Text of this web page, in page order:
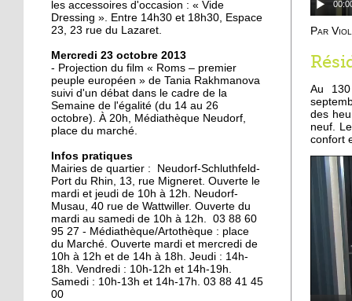
11 octobre 2013
500 roses offertes aux
Neudorfois
11 octobre 2013
Les cycles éphémères
d'un brasseur
authentique
11 octobre 2013
S'éclairer pour l'hiver à
Vélostation
10 octobre 2013
Les étudiants en
les accessoires d'occasion : « Vide
Dressing ». Entre 14h30 et 18h30, Espace
23, 23 rue du Lazaret.
Mercredi 23 octobre 2013
- Projection du film « Roms – premier
peuple européen » de Tania Rakhmanova
suivi d'un débat dans le cadre de la
Semaine de l'égalité (du 14 au 26
octobre). À 20h, Médiathèque Neudorf,
place du marché.
Infos pratiques
Mairies de quartier : Neudorf-Schluthfeld-
Port du Rhin, 13, rue Migneret. Ouverte le
mardi et jeudi de 10h à 12h. Neudorf-
Musau, 40 rue de Wattwiller. Ouverte du
mardi au samedi de 10h à 12h. 03 88 60
95 27 - Médiathèque/Artothèque : place
du Marché. Ouverte mardi et mercredi de
10h à 12h et de 14h à 18h. Jeudi : 14h-
18h. Vendredi : 10h-12h et 14h-19h.
Samedi : 10h-13h et 14h-17h. 03 88 41 45
00
Par
Au
des
neuf.
confort